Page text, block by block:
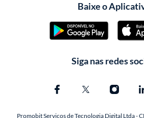
Baixe o
Siga nas redes
Promobit Servicos de Tecnologia Digital Ltda -